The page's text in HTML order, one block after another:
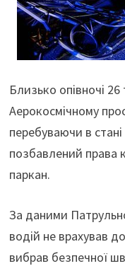
Близько опівночі 26
Аерокосмічному
перебуваючи в стані
позбавлений права
паркан.
За даними
водій не врахував
вибрав безпечної